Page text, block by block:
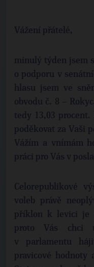
Vážení přátelé,
minulý týden jsem
o podporu v
hlasu jsem ve
obvodu č. 8 –
tedy 13,03
poděkovat za Vaši
Vážím a vnímám
práci pro Vás v
Celorepublikové
voleb právě
příklon k levici je
proto Vás chci
v parlamentu
pravicové hodnoty